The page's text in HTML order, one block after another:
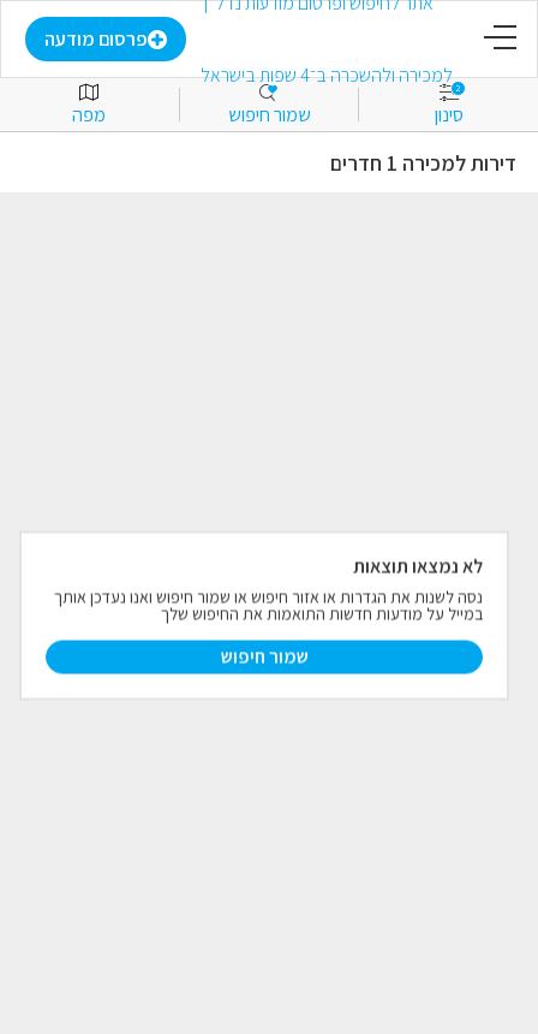
פרסום מודעה
פרסום מודעה
מסחרי
פרויקטים חדשים
נדל"ן בחו"ל
2
סינון שמור חיפוש מפה
דירות למכירה 1 חדרים
לא נמצאו תוצאות
נסה לשנות את הגדרות או אזור חיפוש או שמור חיפוש ואנו נעדכן אותך
במייל על מודעות חדשות התואמות את החיפוש שלך
שמור חיפוש